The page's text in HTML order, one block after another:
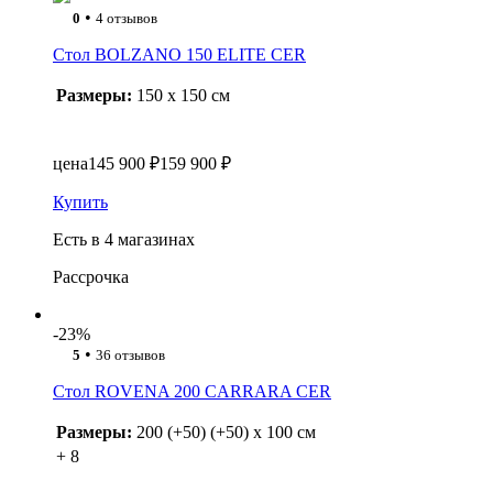
0 • 4 отзывов
Стол BOLZANO 150 ELITE CER
Размеры: 150 x 150 см
цена145 900 ₽159 900 ₽
Купить
Есть в 4 магазинах
Рассрочка
-23%
5 • 36 отзывов
Стол ROVENA 200 CARRARA CER
Размеры: 200 (+50) (+50) x 100 см
+ 8